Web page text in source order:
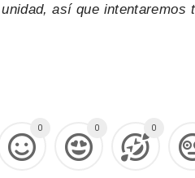
así que
0 0 0